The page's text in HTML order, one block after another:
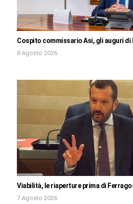
Cospito commissario Asi, gli auguri di
8 Agosto 2026
Viabilità, le riaperture prima di
7 Agosto 2026